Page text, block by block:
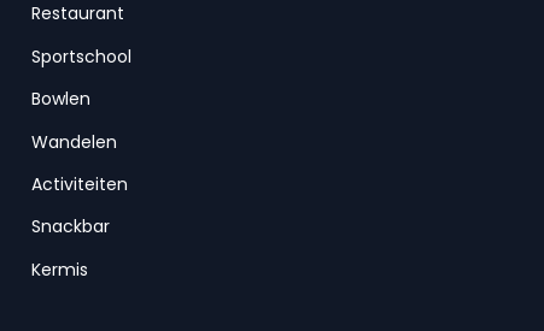
Restaurant
Sportschool
Bowlen
Wandelen
Activiteiten
Snackbar
Kermis